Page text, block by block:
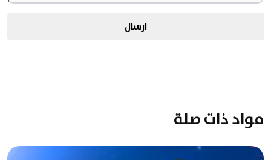
ارسال
مواد ذات صلة